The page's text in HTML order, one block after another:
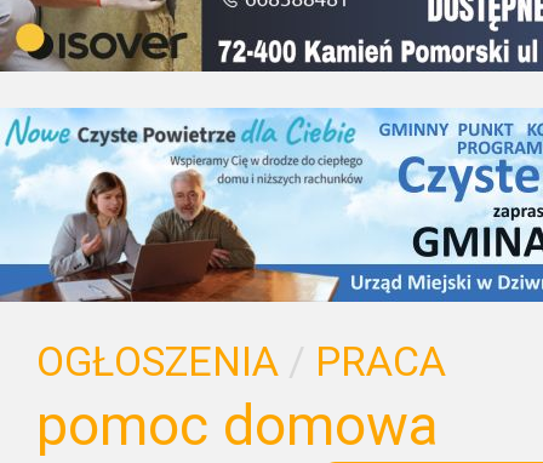
OGŁOSZENIA / PRACA
pomoc domowa